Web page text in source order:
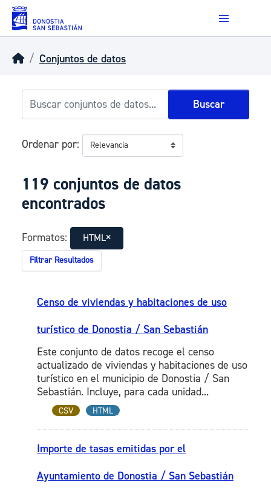
Skip to main content
Conjuntos de datos
Buscar
Ordenar por
119 conjuntos de datos
encontrados
Formatos: HTML
Filtrar Resultados
Censo de viviendas y habitaciones de uso
turístico de Donostia / San Sebastián
Este conjunto de datos recoge el censo
actualizado de viviendas y habitaciones de uso
turístico en el municipio de Donostia / San
Sebastián. Incluye, para cada unidad...
CSV HTML
Importe de tasas emitidas por el
Ayuntamiento de Donostia / San Sebastián